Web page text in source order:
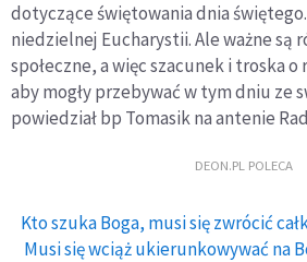
dotyczące świętowania dnia
niedzielnej Eucharystii. Ale ważne są
społeczne, a więc szacunek i troska
aby mogły przebywać w tym dniu ze
powiedział bp Tomasik na antenie
DEON.PL POLECA
Kto szuka Boga, musi się zwrócić
Musi się wciąż ukierunkowywać na